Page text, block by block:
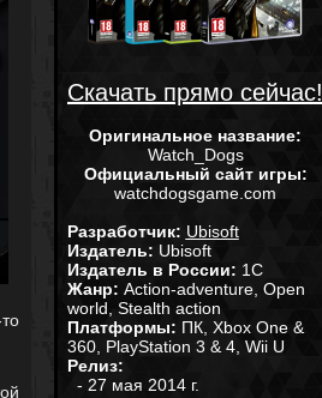
Скачать прямо сейчас!
Оригинальное название:
Watch_Dogs
Официальный сайт игры:
watchdogsgame.com
Разработчик: Ubisoft
Издатель: Ubisoft
Издатель в России: 1С
Жанр: Action-adventure, Open
world, Stealth action
Платформы: ПК, Xbox One &
360, PlayStation 3 & 4, Wii U
Релиз:
- 27 мая 2014 г.